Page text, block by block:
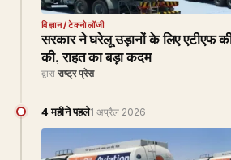
विज्ञान/टेक्नोलॉजी
सरकार ने घरेलू उड़ानों के लिए एटीएफ
की, राहत का बड़ा कदम
द्वारा राष्ट्र प्रेस
4 महीने पहले1 अप्रैल 2026